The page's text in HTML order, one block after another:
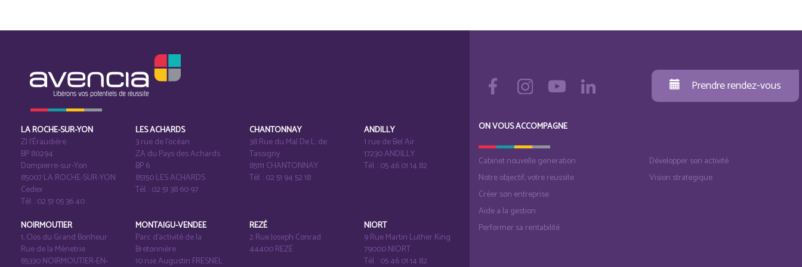
LA ROCHE-SUR-YON
ZI l‘Éraudière
BP 80294
Dompierre-sur-Yon
85007 LA ROCHE-SUR-YON
Cedex
Tél. : 02 51 05 36 40
LES ACHARDS
3 rue de l’océan
ZA du Pays des Achards
BP 6
85150 LES ACHARDS
Tél. : 02 51 38 60 97
CHANTONNAY
38 Rue du Mal De L. de
Tassigny
85111 CHANTONNAY
Tél. : 02 51 94 52 18
ANDILLY
1 rue de Bel Air
17230 ANDILLY
Tél. : 05 46 01 14 82
NOIRMOUTIER
1, Clos du Grand Bonheur
Rue de la Ménetrie
85330 NOIRMOUTIER-EN-
MONTAIGU-VENDEE
Parc d’activité de la
Bretonnière
10 rue Augustin FRESNEL
REZÉ
2 Rue Joseph Conrad
44400 REZÉ
NIORT
9 Rue Martin Luther King
79000 NIORT
Tél. : 05 46 01 14 82
Prendre rendez-vous
ON VOUS ACCOMPAGNE
Cabinet nouvelle generation
Notre objectif, votre reussite
Créer son entreprise
Aide a la gestion
Performer sa rentabilité
Développer son activité
Vision strategique